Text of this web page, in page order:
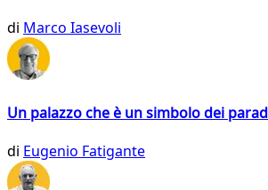
di Marco Iasevoli
Un palazzo che è un simbolo dei
di Eugenio Fatigante